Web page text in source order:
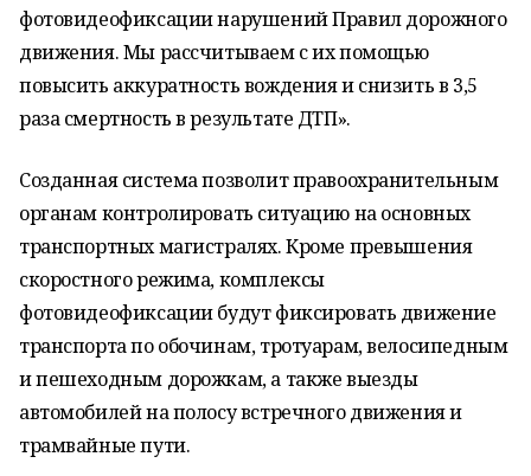
фотовидеофиксации нарушений Правил дорожного
движения. Мы рассчитываем с их помощью
повысить аккуратность вождения и снизить в 3,5
раза смертность в результате ДТП».
Созданная система позволит правоохранительным
органам контролировать ситуацию на основных
транспортных магистралях. Кроме превышения
скоростного режима, комплексы
фотовидеофиксации будут фиксировать движение
транспорта по обочинам, тротуарам, велосипедным
и пешеходным дорожкам, а также выезды
автомобилей на полосу встречного движения и
трамвайные пути.